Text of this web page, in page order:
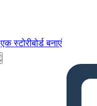
एक स्टोरीबोर्ड बनाएं